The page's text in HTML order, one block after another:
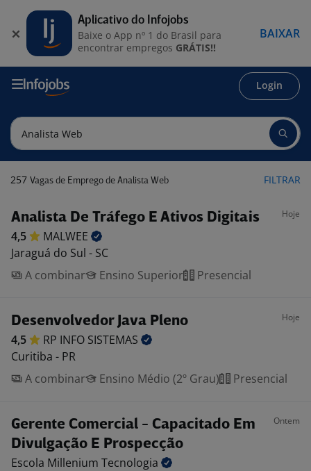
Login
257 Vagas de Emprego de Analista Web FILTRAR
Analista De Tráfego E Ativos Digitais Hoje
4,5
MALWEE
Jaraguá do Sul - SC
A combinar
Ensino Superior Presencial
Desenvolvedor Java Pleno Hoje
4,5 RP INFO SISTEMAS
Curitiba - PR
A combinar
Ensino Médio (2º Grau) Presencial
Gerente Comercial - Capacitado Em
Divulgação E Prospecção
Ontem
Escola Millenium Tecnologia
Aplicativo do Infojobs
Baixe o App nº 1 do Brasil para
encontrar empregos GRÁTIS!!
BAIXAR